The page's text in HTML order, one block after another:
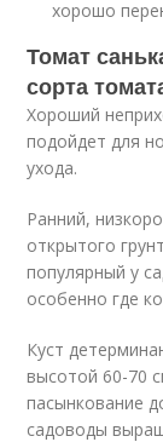
хорошо
Томат
сорта
Хороший
подойдет для
ухода.
Ранний,
открытого
популярный у
особенно где
Куст
высотой 60-70
пасынкование
садоводы